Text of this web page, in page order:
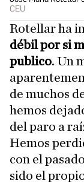
CEU
Rotellar ha
débil por si
publico. Un
de muchos
hemos
del paro a
Hemos
con el
sido el